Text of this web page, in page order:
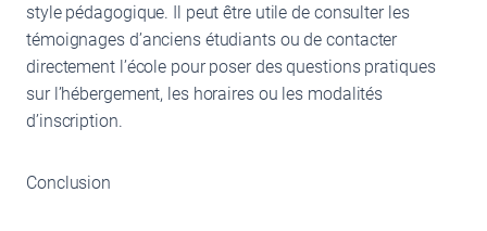
style pédagogique. Il peut être utile de consulter les
témoignages d’anciens étudiants ou de contacter
directement l’école pour poser des questions pratiques
sur l’hébergement, les horaires ou les modalités
d’inscription.
Conclusion